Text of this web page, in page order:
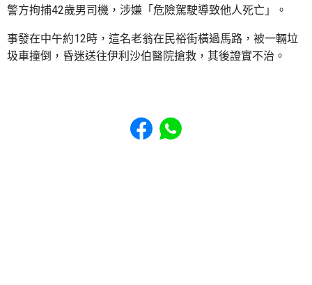
警方拘捕42歲男司機，涉嫌「危險駕駛導致他人死亡」。
事發在中午約12時，這名老翁在民裕街橫過馬路，被一輛垃
圾車撞倒，昏迷送往伊利沙伯醫院搶救，其後證實不治。
Share to Facebook
Share to WhatsApp